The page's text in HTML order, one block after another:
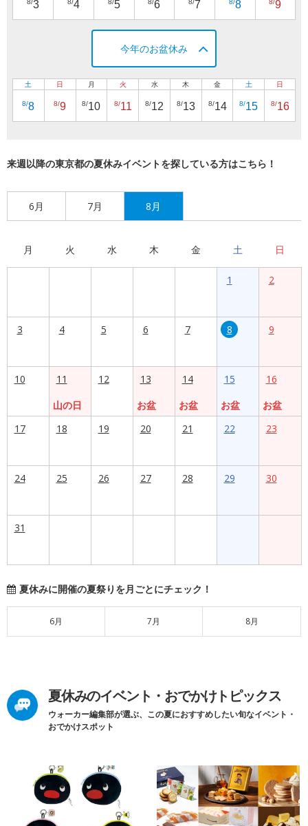
8/3 8/4 8/5 8/6 8/7 8/8 8/9
今年のお盆休み
土
8/8
日
8/9
月
8/10
火
8/11
水
8/12
木
8/13
金
8/14
土
8/15
日
8/16
来週以降の東京都の夏休みイベントを探している方はこちら！
6月 7月 8月
月 火 水 木 金 土 日
1 2
3 4 5 6 7 8 9
10
11
山の日
12
13
お盆
14
お盆
15
お盆
16
お盆
17
18 19 20 21 22 23
24 25 26 27 28 29 30
31
夏休みに開催の夏祭りを月ごとにチェック！
6月 7月 8月
夏休みのイベント・おでかけトピックス
ウォーカー編集部が選ぶ、この夏におすすめしたい旬なイベント・
おでかけスポット